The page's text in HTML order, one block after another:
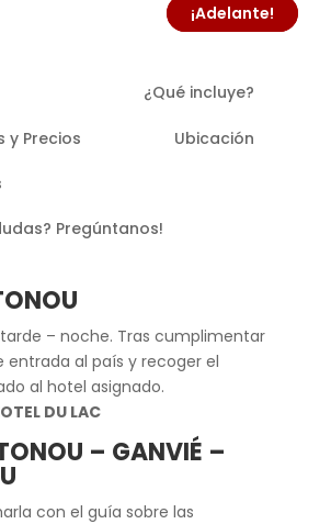
¡Adelante!
¿Qué incluye?
y Precios Ubicación
Pregúntanos!
– noche. Tras cumplimentar
entrada al país y recoger el
al hotel asignado.
DU LAC
– GANVIÉ –
con el guía sobre las